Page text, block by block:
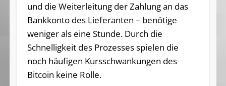
und die Weiterleitung der Zahlung an das
Bankkonto des Lieferanten – benötige
weniger als eine Stunde. Durch die
Schnelligkeit des Prozesses spielen die
noch häufigen Kursschwankungen des
Bitcoin keine Rolle.